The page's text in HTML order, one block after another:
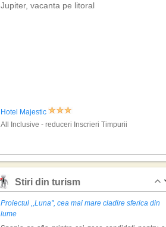
Jupiter, vacanta pe litoral
Hotel Majestic
All Inclusive - reduceri Inscrieri Timpurii
Saturn, vacanta pe litoral
Stiri din turism
Proiectul ,,Luna'', cea mai mare cladire sferica din
lume